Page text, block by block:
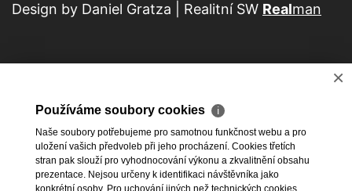
Design by Daniel Gratza | Realitní SW Realman
×
Používáme soubory cookies ℹ
Naše soubory potřebujeme pro samotnou funkčnost webu a pro
uložení vašich předvoleb při jeho procházení. Cookies třetích
stran pak slouží pro vyhodnocování výkonu a zkvalitnění obsahu
prezentace. Nejsou určeny k identifikaci návštěvníka jako
konkrétní osoby. Pro uchování jiných než technických cookies